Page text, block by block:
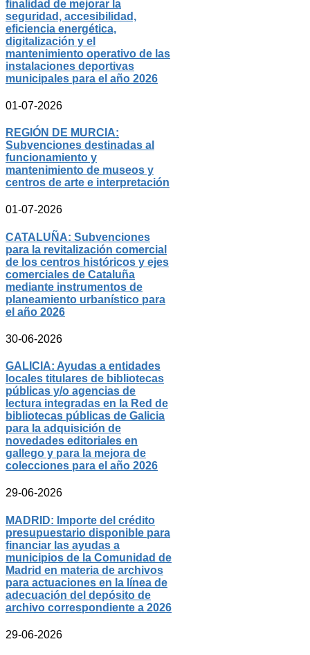
finalidad de mejorar la
seguridad, accesibilidad,
eficiencia energética,
digitalización y el
mantenimiento operativo de las
instalaciones deportivas
municipales para el año 2026
01-07-2026
REGIÓN DE MURCIA:
Subvenciones destinadas al
funcionamiento y
mantenimiento de museos y
centros de arte e interpretación
01-07-2026
CATALUÑA: Subvenciones
para la revitalización comercial
de los centros históricos y ejes
comerciales de Cataluña
mediante instrumentos de
planeamiento urbanístico para
el año 2026
30-06-2026
GALICIA: Ayudas a entidades
locales titulares de bibliotecas
públicas y/o agencias de
lectura integradas en la Red de
bibliotecas públicas de Galicia
para la adquisición de
novedades editoriales en
gallego y para la mejora de
colecciones para el año 2026
29-06-2026
MADRID: Importe del crédito
presupuestario disponible para
financiar las ayudas a
municipios de la Comunidad de
Madrid en materia de archivos
para actuaciones en la línea de
adecuación del depósito de
archivo correspondiente a 2026
29-06-2026